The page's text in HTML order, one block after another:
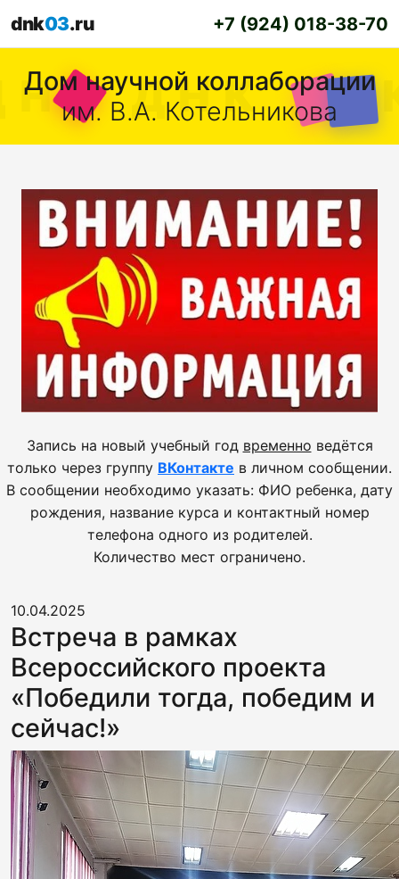
dnk03.ru +7 (924) 018-38-70
Дом научной коллаборации
им. В.А. Котельникова
Запись на новый учебный год временно ведётся
только через группу ВКонтакте в личном сообщении.
В сообщении необходимо указать: ФИО ребенка, дату
рождения, название курса и контактный номер
телефона одного из родителей.
Количество мест ограничено.
10.04.2025
Встреча в рамках
Всероссийского проекта
«Победили тогда, победим и
сейчас!»